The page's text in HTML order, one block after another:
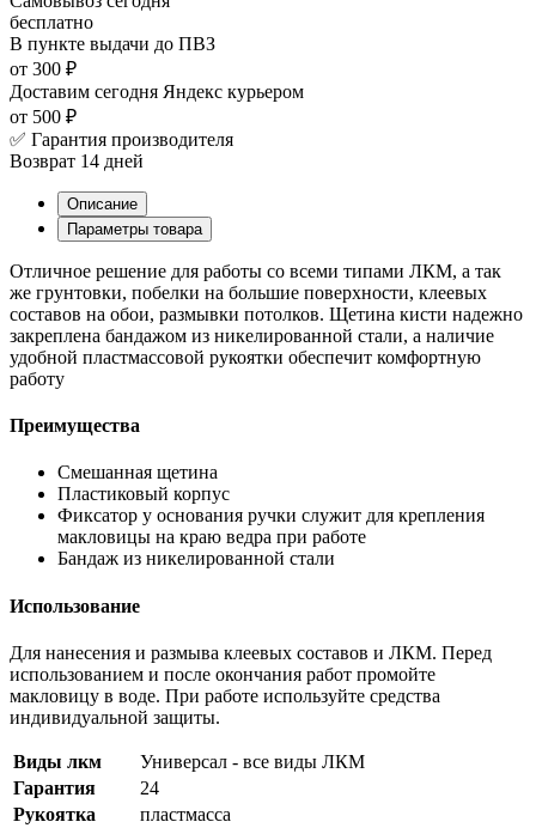
бесплатно
В пункте выдачи до ПВЗ
от 300 ₽
Доставим сегодня Яндекс курьером
от 500 ₽
✅ Гарантия производителя
Возврат 14 дней
Описание
Параметры товара
Отличное решение для работы со всеми типами ЛКМ, а так
же грунтовки, побелки на большие поверхности, клеевых
составов на обои, размывки потолков. Щетина кисти надежно
закреплена бандажом из никелированной стали, а наличие
удобной пластмассовой рукоятки обеспечит комфортную
работу
Преимущества
Смешанная щетина
Пластиковый корпус
Фиксатор у основания ручки служит для крепления
макловицы на краю ведра при работе
Бандаж из никелированной стали
Использование
Для нанесения и размыва клеевых составов и ЛКМ. Перед
использованием и после окончания работ промойте
макловицу в воде. При работе используйте средства
индивидуальной защиты.
Виды лкм
Универсал - все виды ЛКМ
Гарантия
24
Рукоятка
пластмасса